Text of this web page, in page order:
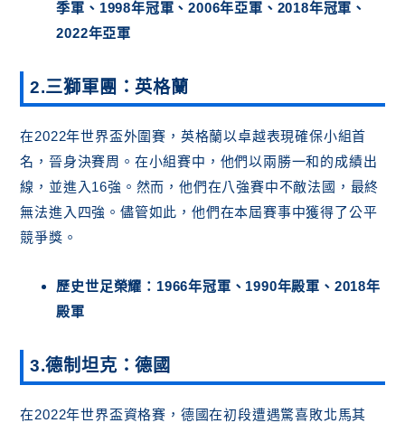
季軍、1998年冠軍、2006年亞軍、2018年冠軍、
2022年亞軍
2.三獅軍團：英格蘭
在2022年世界盃外圍賽，英格蘭以卓越表現確保小組首
名，晉身決賽周。在小組賽中，他們以兩勝一和的成績出
線，並進入16強。然而，他們在八強賽中不敵法國，最終
無法進入四強。儘管如此，他們在本屆賽事中獲得了公平
競爭獎。
歷史世足榮耀：1966年冠軍、1990年殿軍、2018年
殿軍
3.德制坦克：德國
在2022年世界盃資格賽，德國在初段遭遇驚喜敗北馬其